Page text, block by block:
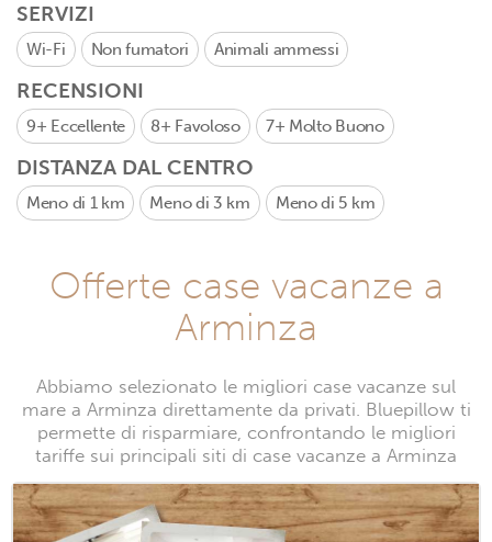
SERVIZI
Wi-Fi Non fumatori Animali ammessi
RECENSIONI
9+ Eccellente 8+ Favoloso 7+ Molto Buono
DISTANZA DAL CENTRO
Meno di 1 km Meno di 3 km Meno di 5 km
Offerte case vacanze a
Arminza
Abbiamo selezionato le migliori case vacanze sul
mare a Arminza direttamente da privati. Bluepillow ti
permette di risparmiare, confrontando le migliori
tariffe sui principali siti di case vacanze a Arminza